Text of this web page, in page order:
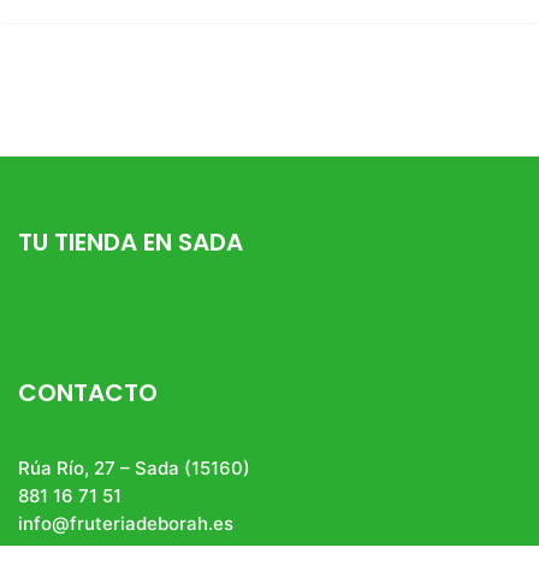
TU TIENDA EN SADA
CONTACTO
Rúa Río, 27 – Sada (15160)
881 16 71 51
info@fruteriadeborah.es